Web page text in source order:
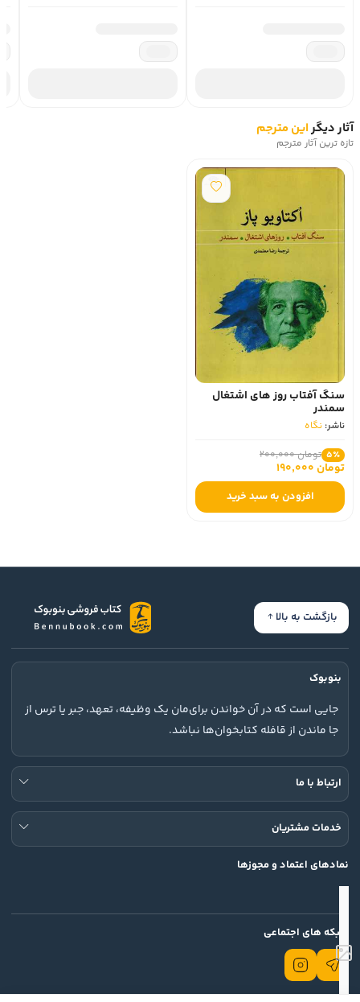
آثار دیگراین مترجم
تازه ترین آثار مترجم
سنگ آفتاب روز های اشتغال
سمندر
ناشر: نگاه
5٪ تومان 200,000
تومان 190,000
افزودن به سبد خرید
بازگشت به بالا
بنوبوک
جایی است که در آن خواندن برای‌مان یک وظیفه، تعهد، جبر یا ترس از
جا ماندن از قافله کتابخوان‌ها نباشد.
ارتباط با ما
خدمات مشتریان
نمادهای اعتماد و مجوزها
شبکه های اجتماعی